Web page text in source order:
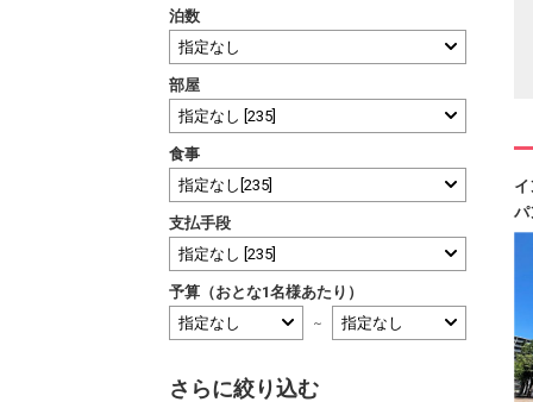
泊数
部屋
食事
支払手段
予算（おとな1名様あたり）
～
さらに絞り込む
パ